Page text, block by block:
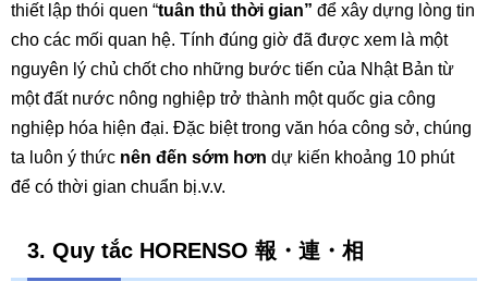
thiết lập thói quen “tuân thủ thời gian” để xây dựng lòng tin
cho các mối quan hệ. Tính đúng giờ đã được xem là một
nguyên lý chủ chốt cho những bước tiến của Nhật Bản từ
một đất nước nông nghiệp trở thành một quốc gia công
nghiệp hóa hiện đại. Đặc biệt trong văn hóa công sở, chúng
ta luôn ý thức nên đến sớm hơn dự kiến khoảng 10 phút
để có thời gian chuẩn bị.v.v.
3. Quy tắc HORENSO 報・連・相